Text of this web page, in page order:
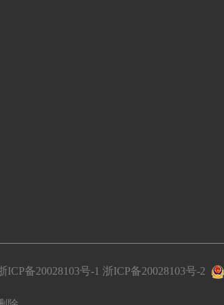
ICP备20028103号-1 浙ICP备20028103号-2